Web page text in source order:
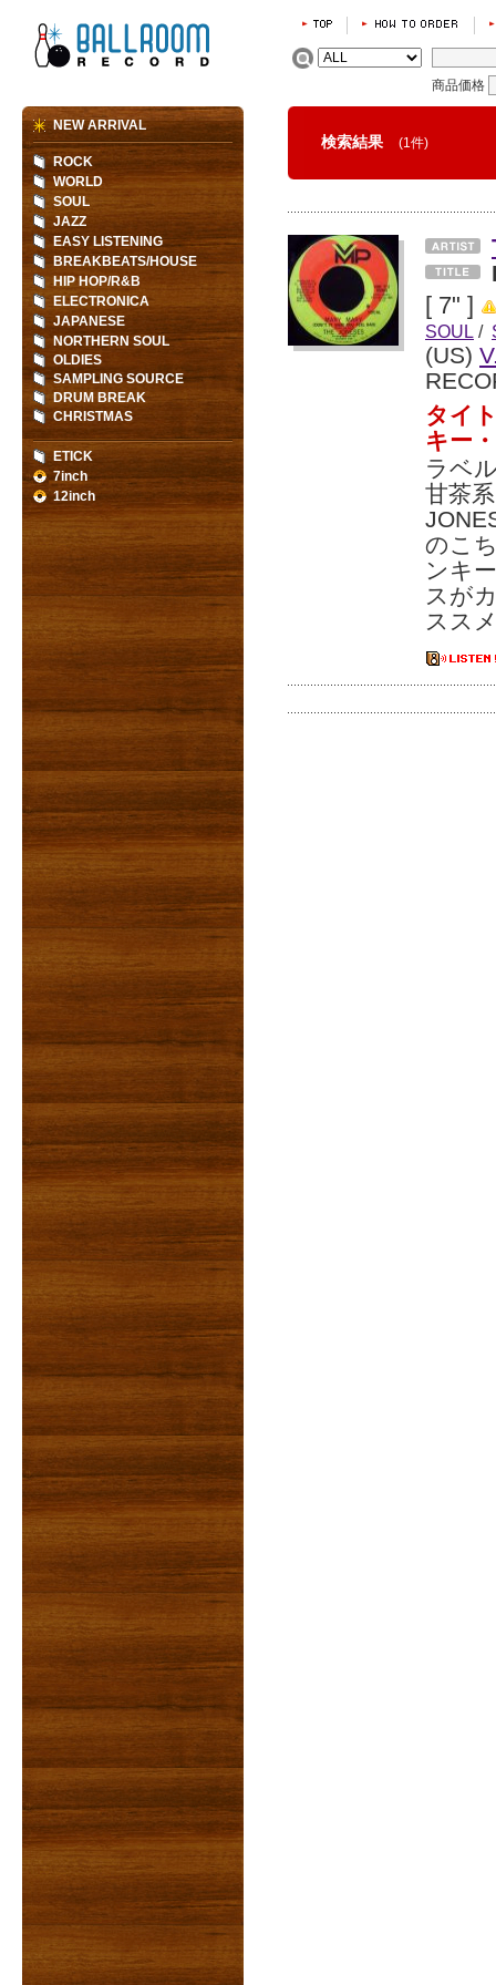
商品価格
検索結果 (1件)
[ 7" ]
SOUL /
(US)
タイ
キー
ラベ
甘茶
のこ
ンキ
スが
スス
NEW ARRIVAL
ROCK
WORLD
SOUL
JAZZ
EASY LISTENING
BREAKBEATS/HOUSE
HIP HOP/R&B
ELECTRONICA
JAPANESE
NORTHERN SOUL
OLDIES
SAMPLING SOURCE
DRUM BREAK
CHRISTMAS
ETICK
7inch
12inch